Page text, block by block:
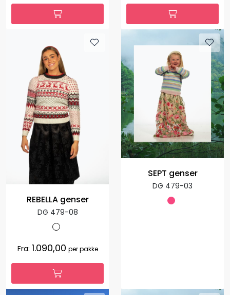
REBELLA genser
DG 479-08
Fra: 1.090,00 per pakke
SEPT genser
DG 479-03